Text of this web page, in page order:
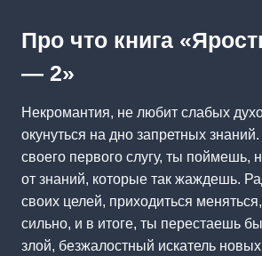
Про что книга
— 2»
Некромантия, не любит слабых
окунуться на дно запретных
своего первого слугу, ты поймешь,
от знаний, которые так жаждешь.
своих целей, приходиться
сильно, и в итоге, ты перестаешь
злой, безжалостный искатель